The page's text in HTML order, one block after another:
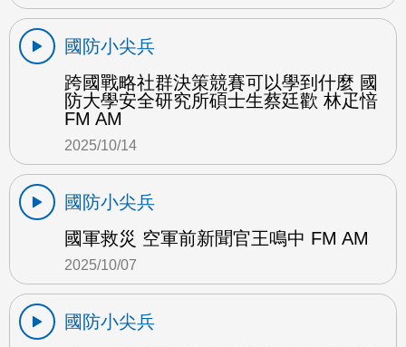
國防小尖兵
跨國戰略社群決策競賽可以學到什麼 國
防大學安全研究所碩士生蔡廷歡 林疋愔
FM AM
2025/10/14
國防小尖兵
國軍救災 空軍前新聞官王鳴中 FM AM
2025/10/07
國防小尖兵